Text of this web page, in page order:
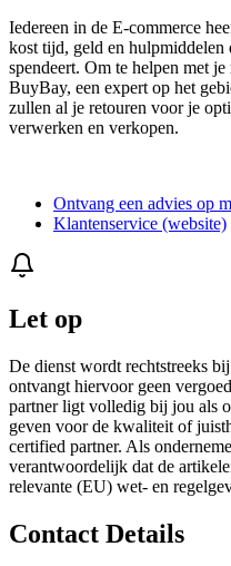
Iedereen in de E-commerce
kost tijd, geld en hulpmiddelen
spendeert. Om te helpen met
BuyBay, een expert op het
zullen al je retouren voor je
verwerken en verkopen.
Ontvang een advies op
Klantenservice (website)
Let op
De dienst wordt rechtstreeks
ontvangt hiervoor geen
partner ligt volledig bij jou als
geven voor de kwaliteit of
certified partner. Als
verantwoordelijk dat de
relevante (EU) wet- en
Contact Details